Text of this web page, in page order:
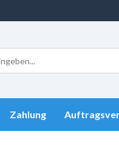
Zahlung